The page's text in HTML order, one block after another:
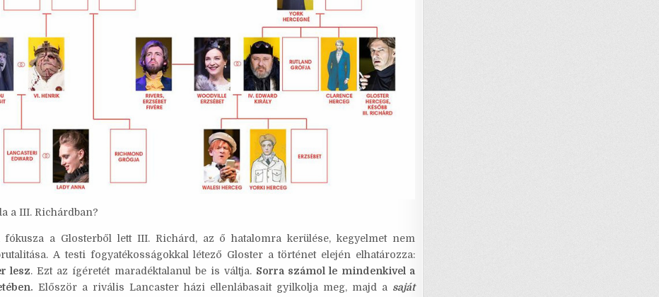
a III. Richárdban?
fókusza a Glosterből lett III. Richárd, az ő hatalomra kerülése, kegyelmet nem
A testi fogyatékosságokkal létező Gloster a történet elején elhatározza:
lesz. Ezt az ígéretét maradéktalanul be is váltja. Sorra számol le mindenkivel a
Először a rivális Lancaster házi ellenlábasait gyilkolja meg, majd a saját